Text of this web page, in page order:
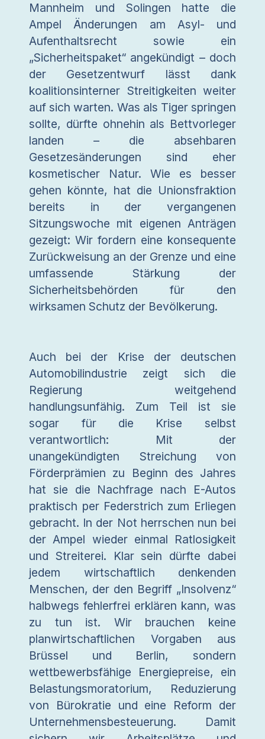
Mannheim und Solingen hatte die
Ampel Änderungen am Asyl- und
Aufenthaltsrecht sowie ein
„Sicherheitspaket“ angekündigt – doch
der Gesetzentwurf lässt dank
koalitionsinterner Streitigkeiten weiter
auf sich warten. Was als Tiger springen
sollte, dürfte ohnehin als Bettvorleger
landen – die absehbaren
Gesetzesänderungen sind eher
kosmetischer Natur. Wie es besser
gehen könnte, hat die Unionsfraktion
bereits in der vergangenen
Sitzungswoche mit eigenen Anträgen
gezeigt: Wir fordern eine konsequente
Zurückweisung an der Grenze und eine
umfassende Stärkung der
Sicherheitsbehörden für den
wirksamen Schutz der Bevölkerung.
Auch bei der Krise der deutschen
Automobilindustrie zeigt sich die
Regierung weitgehend
handlungsunfähig. Zum Teil ist sie
sogar für die Krise selbst
verantwortlich: Mit der
unangekündigten Streichung von
Förderprämien zu Beginn des Jahres
hat sie die Nachfrage nach E-Autos
praktisch per Federstrich zum Erliegen
gebracht. In der Not herrschen nun bei
der Ampel wieder einmal Ratlosigkeit
und Streiterei. Klar sein dürfte dabei
jedem wirtschaftlich denkenden
Menschen, der den Begriff „Insolvenz“
halbwegs fehlerfrei erklären kann, was
zu tun ist. Wir brauchen keine
planwirtschaftlichen Vorgaben aus
Brüssel und Berlin, sondern
wettbewerbsfähige Energiepreise, ein
Belastungsmoratorium, Reduzierung
von Bürokratie und eine Reform der
Unternehmensbesteuerung. Damit